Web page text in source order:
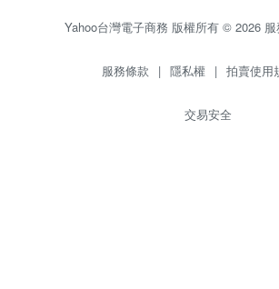
Yahoo台灣電子商務 版權所有 © 2026
服務條款 | 隱私權 | 拍賣使用
交易安全